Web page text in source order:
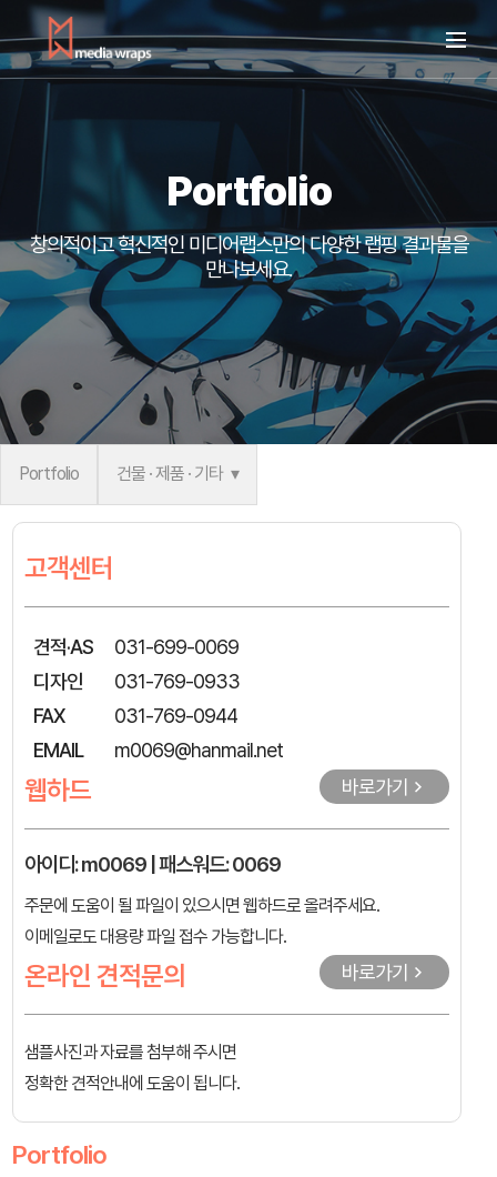
Portfolio
창의적이고 혁신적인 미디어랩스만의다양한 랩핑 결과물을
만나보세요.
Portfolio 건물 · 제품 · 기타
고객센터
견적·AS
디자인
FAX
EMAIL
031-699-0069
031-769-0933
031-769-0944
m0069@hanmail.net
웹하드 바로가기
아이디: m0069 | 패스워드: 0069
주문에 도움이 될 파일이 있으시면 웹하드로 올려주세요.
이메일로도 대용량 파일 접수 가능합니다.
온라인 견적문의 바로가기
샘플사진과 자료를 첨부해 주시면
정확한 견적안내에 도움이 됩니다.
Portfolio